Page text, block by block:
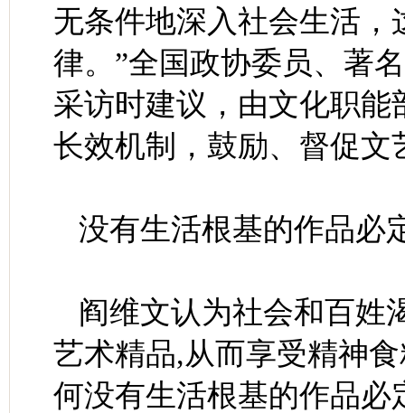
无条件地深入社会生活
律。”全国政协委员、著
采访时建议，由文化职
长效机制，鼓励、督促
没有生活根基的作品必
阎维文认为社会和百姓
艺术精品,从而享受精神
何没有生活根基的作品